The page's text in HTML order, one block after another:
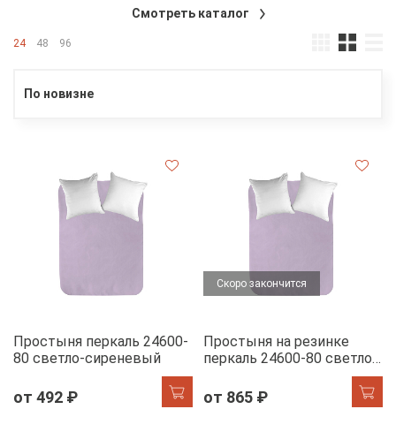
Смотреть каталог
24 48 96
По новизне
Простыня перкаль 24600-
80 светло-сиреневый
от 492 ₽
Скоро закончится
Простыня на резинке
перкаль 24600-80 светло-
от 865 ₽